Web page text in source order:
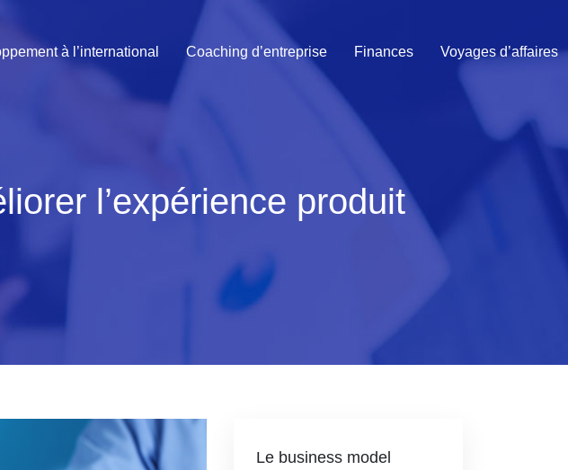
à l’international Coaching d’entreprise Finances Voyages d’affaires
l’expérience produit
Le business model